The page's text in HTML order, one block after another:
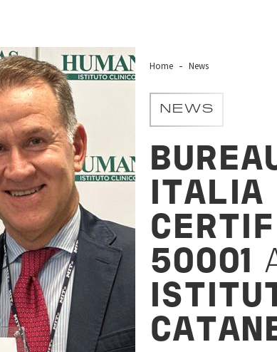
Home News
NEWS
ITALIA
50001